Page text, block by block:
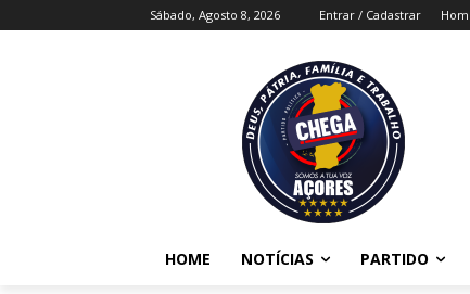
Sábado, Agosto 8, 2026 Entrar / Cadastrar
HOME NOTÍCIAS PARTIDO